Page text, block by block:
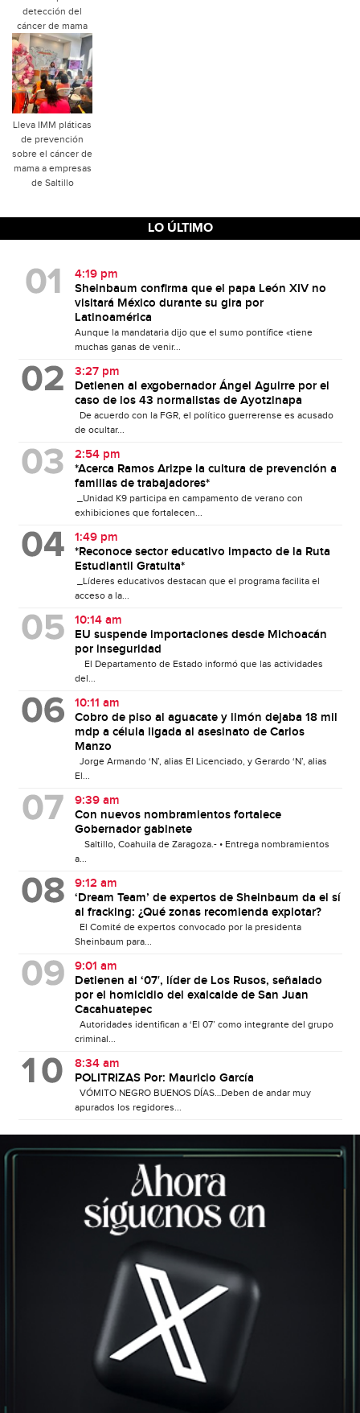
detección del
cáncer de mama
Lleva IMM pláticas
de prevención
sobre el cáncer de
mama a empresas
de Saltillo
LO ÚLTIMO
4:19 pm
Sheinbaum confirma que el papa León XIV no
visitará México durante su gira por
Latinoamérica
Aunque la mandataria dijo que el sumo pontífice «tiene
muchas ganas de venir...
3:27 pm
Detienen al exgobernador Ángel Aguirre por el
caso de los 43 normalistas de Ayotzinapa
De acuerdo con la FGR, el político guerrerense es acusado
de ocultar...
2:54 pm
*Acerca Ramos Arizpe la cultura de prevención a
familias de trabajadores*
_Unidad K9 participa en campamento de verano con
exhibiciones que fortalecen...
1:49 pm
*Reconoce sector educativo impacto de la Ruta
Estudiantil Gratuita*
_Líderes educativos destacan que el programa facilita el
acceso a la...
10:14 am
EU suspende importaciones desde Michoacán
por inseguridad
El Departamento de Estado informó que las actividades
del...
10:11 am
Cobro de piso al aguacate y limón dejaba 18 mil
mdp a célula ligada al asesinato de Carlos
Manzo
Jorge Armando ‘N’, alias El Licenciado, y Gerardo ‘N’, alias
El...
9:39 am
Con nuevos nombramientos fortalece
Gobernador gabinete
Saltillo, Coahuila de Zaragoza.- • Entrega nombramientos
a...
9:12 am
‘Dream Team’ de expertos de Sheinbaum da el sí
al fracking: ¿Qué zonas recomienda explotar?
El Comité de expertos convocado por la presidenta
Sheinbaum para...
9:01 am
Detienen al ‘07′, líder de Los Rusos, señalado
por el homicidio del exalcalde de San Juan
Cacahuatepec
Autoridades identifican a ‘El 07’ como integrante del grupo
criminal...
8:34 am
POLITRIZAS Por: Mauricio García
VÓMITO NEGRO BUENOS DÍAS…Deben de andar muy
apurados los regidores...